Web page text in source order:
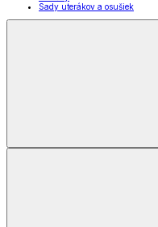
Sady uterákov a osušiek